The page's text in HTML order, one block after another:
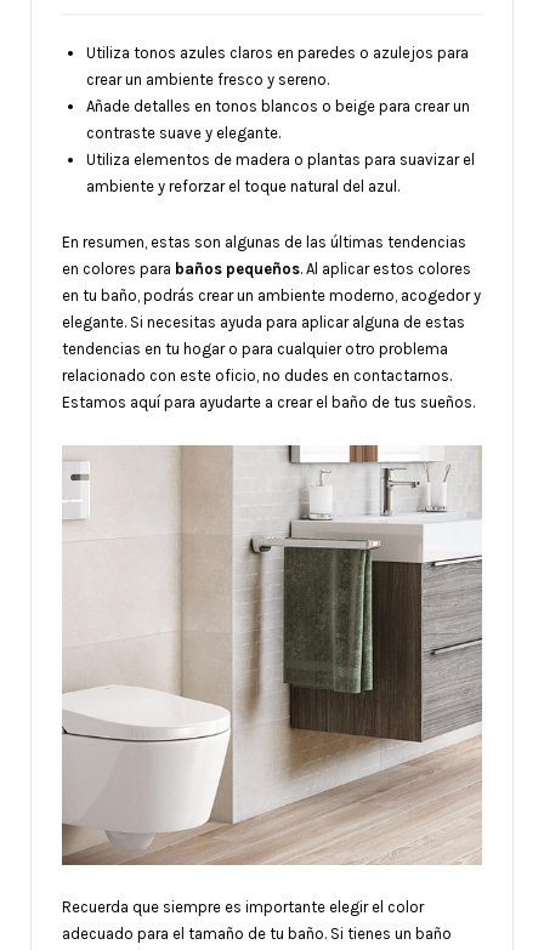
Utiliza tonos azules claros en paredes o azulejos para
crear un ambiente fresco y sereno.
Añade detalles en tonos blancos o beige para crear un
contraste suave y elegante.
Utiliza elementos de madera o plantas para suavizar el
ambiente y reforzar el toque natural del azul.
En resumen, estas son algunas de las últimas tendencias
en colores para baños pequeños. Al aplicar estos colores
en tu baño, podrás crear un ambiente moderno, acogedor y
elegante. Si necesitas ayuda para aplicar alguna de estas
tendencias en tu hogar o para cualquier otro problema
relacionado con este oficio, no dudes en contactarnos.
Estamos aquí para ayudarte a crear el baño de tus sueños.
Recuerda que siempre es importante elegir el color
adecuado para el tamaño de tu baño. Si tienes un baño